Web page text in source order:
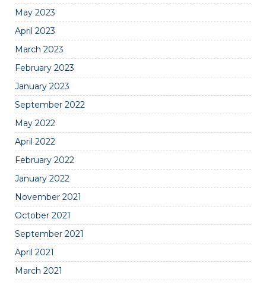
May 2023
April 2023
March 2023
February 2023
January 2023
September 2022
May 2022
April 2022
February 2022
January 2022
November 2021
October 2021
September 2021
April 2021
March 2021